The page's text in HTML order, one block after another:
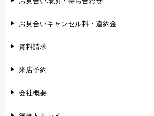
お見合いキャンセル料・違約金
資料請求
来店予約
会社概要